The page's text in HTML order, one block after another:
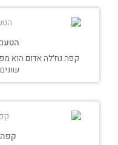
קפה נח'לה אדום הוא
קפה